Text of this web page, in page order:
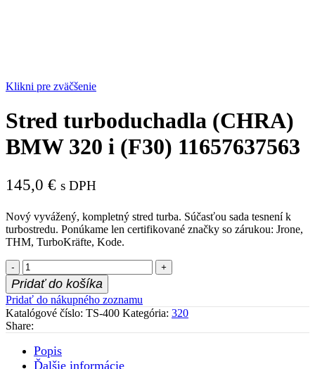
Klikni pre zväčšenie
Stred turboduchadla (CHRA)
BMW 320 i (F30) 11657637563
145,0 € s DPH
Nový vyvážený, kompletný stred turba. Súčasťou sada tesnení k
turbostredu. Ponúkame len certifikované značky so zárukou: Jrone,
THM, TurboKräfte, Kode.
množstvo
Stred
turboduchadla
(CHRA)
BMW
320
(F30)
Pridať do košíka
Pridať do nákupného zoznamu
Katalógové číslo: TS-400 Kategória: 320
Share:
Popis
Ďalšie informácie